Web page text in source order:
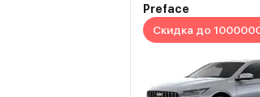
Preface
Скидка до